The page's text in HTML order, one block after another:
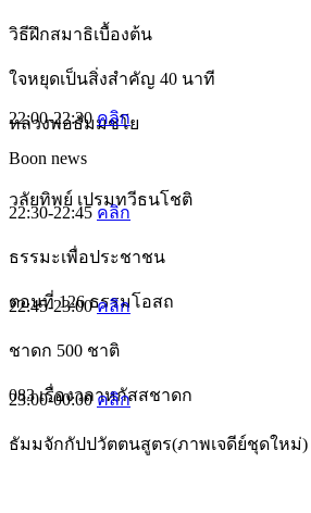
วิธีฝึกสมาธิเบื้องต้น
ใจหยุดเป็นสิ่งสำคัญ 40 นาที
หลวงพ่อธัมมชโย
22:00-22:30คลิก
Boon news
วลัยทิพย์ เปรมทวีธนโชติ
22:30-22:45 คลิก
ธรรมะเพื่อประชาชน
ตอนที่ 126 ธรรมโอสถ
22:45-23:00คลิก
ชาดก 500 ชาติ
083 เรื่องวลาหกัสสชาดก
23:00-00:00คลิก
ธัมมจักกัปปวัตตนสูตร(ภาพเจดีย์ชุดใหม่)